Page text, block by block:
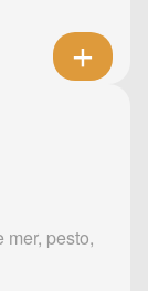
mer, pesto,